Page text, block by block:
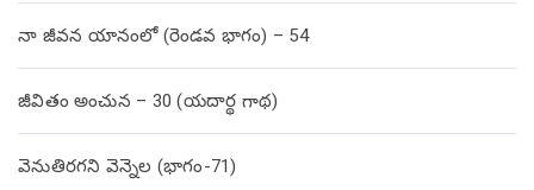
నా జీవన యానంలో (రెండవ భాగం) – 54
జీవితం అంచున – 30 (యదార్థ గాథ)
వెనుతిరగని వెన్నెల (భాగం-71)